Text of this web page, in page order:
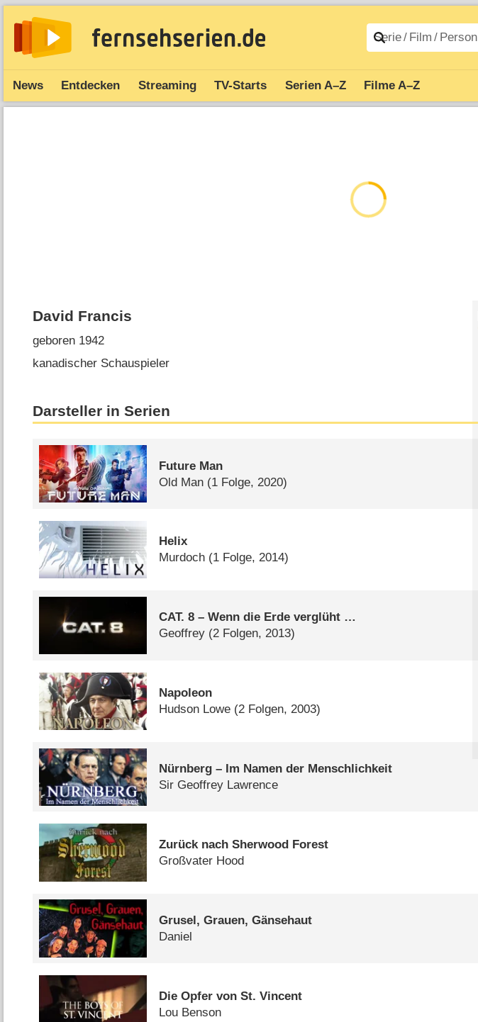
News Entdecken Streaming TV-Starts Serien A–Z Filme A–Z
David Francis
geboren 1942
kanadischer Schauspieler
Darsteller in Serien
Future Man
Old Man (1 Folge, 2020)
Helix
Murdoch (1 Folge, 2014)
CAT. 8 – Wenn die Erde verglüht …
Geoffrey (2 Folgen, 2013)
Napoleon
Hudson Lowe (2 Folgen, 2003)
Nürnberg – Im Namen der Menschlichkeit
Sir Geoffrey Lawrence
Zurück nach Sherwood Forest
Großvater Hood
Grusel, Grauen, Gänsehaut
Daniel
Die Opfer von St. Vincent
Lou Benson